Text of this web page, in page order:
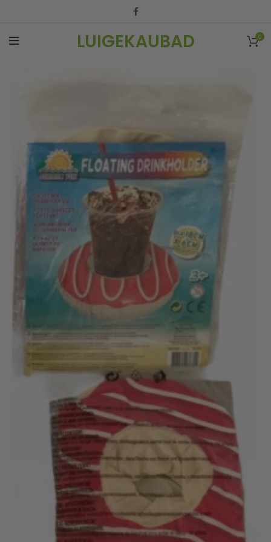
LUIGEKAUBAD 0